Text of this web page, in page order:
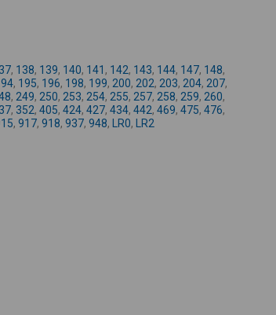
, 138, 139, 140, 141 , 142, 143, 144, 147, 148,
, 195, 196, 198, 199, 200, 202, 203, 204, 207,
, 249, 250, 253, 254, 255, 257, 258, 259, 260,
, 352, 405, 424, 427, 434, 442, 469, 475, 476,
, 917, 918, 937, 948, LR0, LR2